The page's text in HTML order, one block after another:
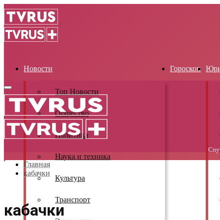
Новости
Топ Новости
Общество
Политика
Наука и техника
Культура
Транспорт
Гороскоп
Primary
Menu
Главная
кабачки
кабачки